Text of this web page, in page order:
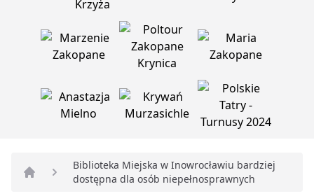
Strona główna
Biblioteka Miejska w Inowrocławiu bardziej
dostępna dla osób niepełnosprawnych